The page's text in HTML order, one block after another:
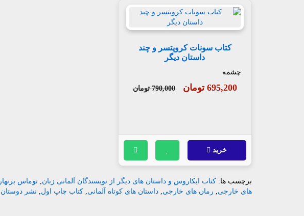
کتاب سونات کرویتسر و چند
داستان دیگر
چشمه
695,200 تومان 790,000 تومان
خرید
برچسب ها: کتاب ایکاروس و داستان های دیگر از نویسندگان آلمانی زبان, توماس
های خارجی, رمان های خارجی, داستان های کوتاه آلمانی, کتاب چاپ اول, نشر دوستان